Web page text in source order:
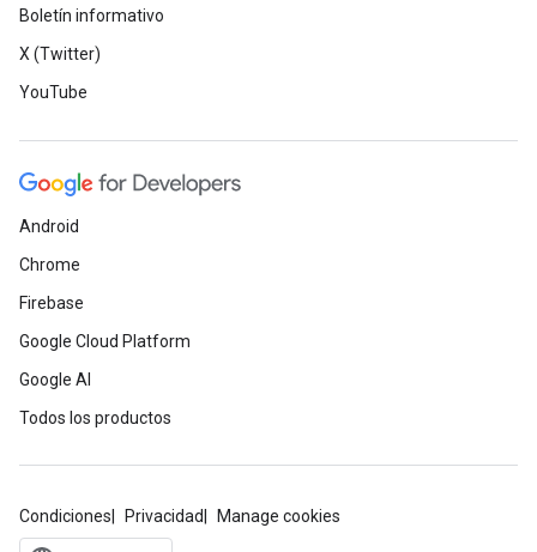
Boletín informativo
X (Twitter)
YouTube
Android
Chrome
Firebase
Google Cloud Platform
Google AI
Todos los productos
Condiciones Privacidad Manage cookies